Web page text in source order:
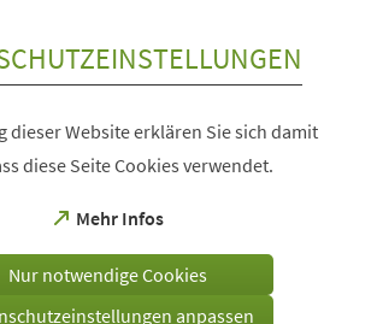
dieser Website erklären Sie sich damit
diese Seite Cookies verwendet.
Mehr Infos
(Öffnet
einem
Tab)
Nur notwendige Cookies
anpassen